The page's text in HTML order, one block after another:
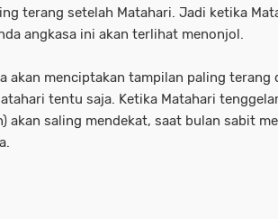
terang setelah Matahari. Jadi ketika
angkasa ini akan terlihat menonjol.
akan menciptakan tampilan paling
tentu saja. Ketika Matahari
akan saling mendekat, saat bulan sabit